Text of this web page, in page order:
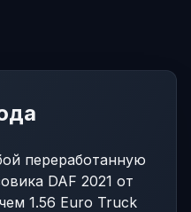
переработанную
DAF 2021 от
1.56 Euro Truck